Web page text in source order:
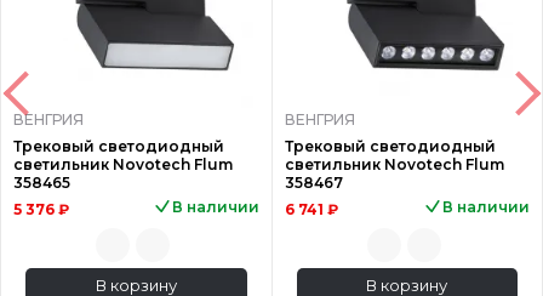
ВЕНГРИЯ
Трековый светодиодный
светильник Novotech Flum
358465
5 376 ₽
В наличии
В корзину
ВЕНГРИЯ
Трековый светодиодный
светильник Novotech Flum
358467
6 741 ₽
В наличии
В корзину